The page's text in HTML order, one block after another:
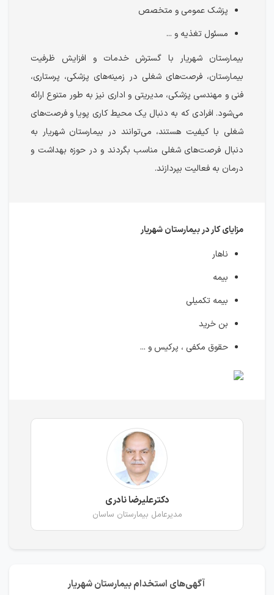
پزشک عمومی و متخصص
مسئول تغذیه و ...
بیمارستان شهریار با گسترش خدمات و افزایش ظرفیت
بیمارستان، فرصت‌های شغلی در زمینه‌های پزشکی، پرستاری،
فنی و مهندسی پزشکی، مدیریتی و اداری نیز به طور متنوع ارائه
می‌شود. افرادی که به دنبال یک محیط کاری پویا و فرصت‌های
شغلی با کیفیت هستند، می‌توانند در بیمارستان شهریار به
دنبال فرصت‌های شغلی مناسب بگردند و در حوزه بهداشت و
درمان به فعالیت بپردازند.
مزایای کار در بیمارستان شهریار
ناهار
بیمه
بیمه تکمیلی
بن خرید
حقوق مكفی ، پركیس و ...
دكترعلیرضا نادری
مدیرعامل بیمارستان ساسان
آگهی‌های استخدام بیمارستان شهریار